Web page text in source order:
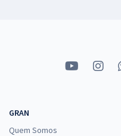
GRAN
Quem Somos